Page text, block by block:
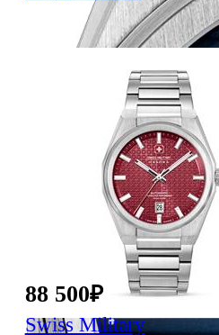
88 500₽
Swiss Military